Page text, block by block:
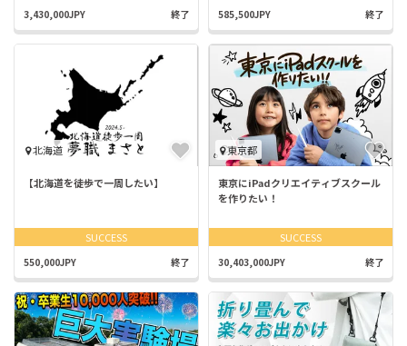
3,430,000JPY 終了 585,500JPY 終了
北海道
【北海道を徒歩で一周したい】
SUCCESS
550,000JPY 終了
東京都
東京にiPadクリエイティブスクール
を作りたい！
SUCCESS
30,403,000JPY 終了